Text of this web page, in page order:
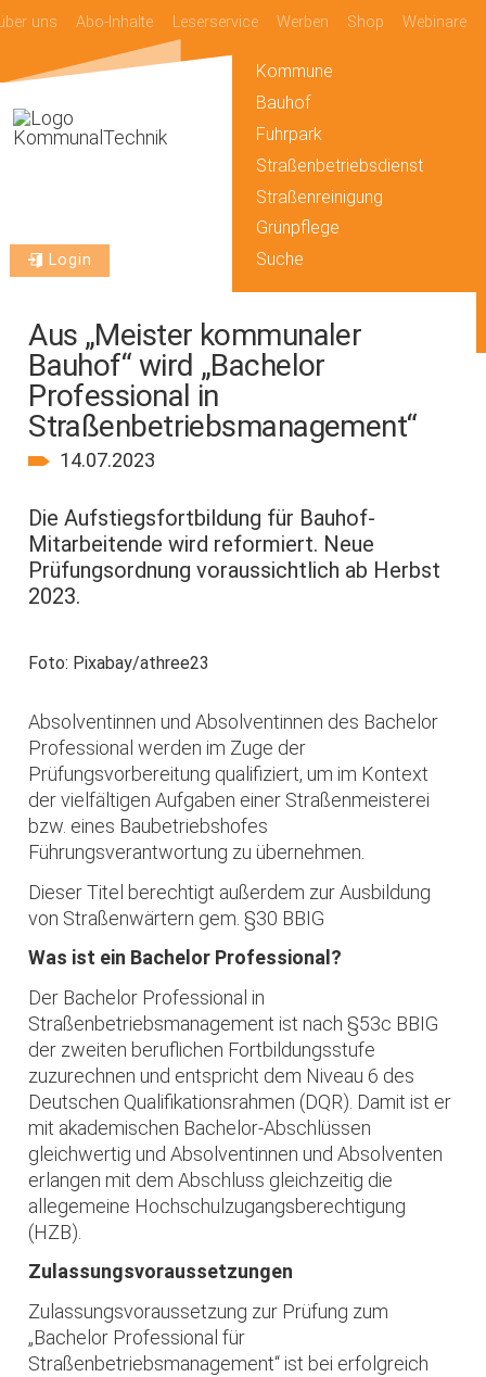
uns Abo-Inhalte Leserservice Werben Shop Webinare
Login
Kommune
Bauhof
Fuhrpark
Straßenbetriebsdienst
Straßenreinigung
Grünpflege
Suche
Aus „Meister kommunaler
Bauhof“ wird „Bachelor
Professional in
Straßenbetriebsmanagement“
14.07.2023
Die Aufstiegsfortbildung für Bauhof-
Mitarbeitende wird reformiert. Neue
Prüfungsordnung voraussichtlich ab Herbst
2023.
Foto: Pixabay/athree23
Absolventinnen und Absolventinnen des Bachelor
Professional werden im Zuge der
Prüfungsvorbereitung qualifiziert, um im Kontext
der vielfältigen Aufgaben einer Straßenmeisterei
bzw. eines Baubetriebshofes
Führungsverantwortung zu übernehmen.
Dieser Titel berechtigt außerdem zur Ausbildung
von Straßenwärtern gem. §30 BBIG
Was ist ein Bachelor Professional?
Der Bachelor Professional in
Straßenbetriebsmanagement ist nach §53c BBIG
der zweiten beruflichen Fortbildungsstufe
zuzurechnen und entspricht dem Niveau 6 des
Deutschen Qualifikationsrahmen (DQR). Damit ist er
mit akademischen Bachelor-Abschlüssen
gleichwertig und Absolventinnen und Absolventen
erlangen mit dem Abschluss gleichzeitig die
allegemeine Hochschulzugangsberechtigung
(HZB).
Zulassungsvoraussetzungen
Zulassungsvoraussetzung zur Prüfung zum
„Bachelor Professional für
Straßenbetriebsmanagement“ ist bei erfolgreich